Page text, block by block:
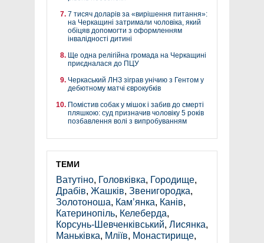
7 тисяч доларів за «вирішення питання»:
на Черкащині затримали чоловіка, який
обіцяв допомогти з оформленням
інвалідності дитині
Ще одна релігійна громада на Черкащині
приєдналася до ПЦУ
Черкаський ЛНЗ зіграв унічию з Гентом у
дебютному матчі єврокубків
Помістив собак у мішок і забив до смерті
пляшкою: суд призначив чоловіку 5 років
позбавлення волі з випробуванням
ТЕМИ
Ватутіно, Головківка, Городище,
Драбів, Жашків, Звенигородка,
Золотоноша, Кам’янка, Канів,
Катеринопіль, Келеберда,
Корсунь-Шевченківський, Лисянка,
Маньківка, Мліїв, Монастирище,